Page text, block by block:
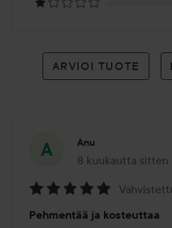
ARVIOI TUOTE
Anu
8 kuukautta sitten
Viesti luotiin 8
5
Pehmentää ja kosteuttaa